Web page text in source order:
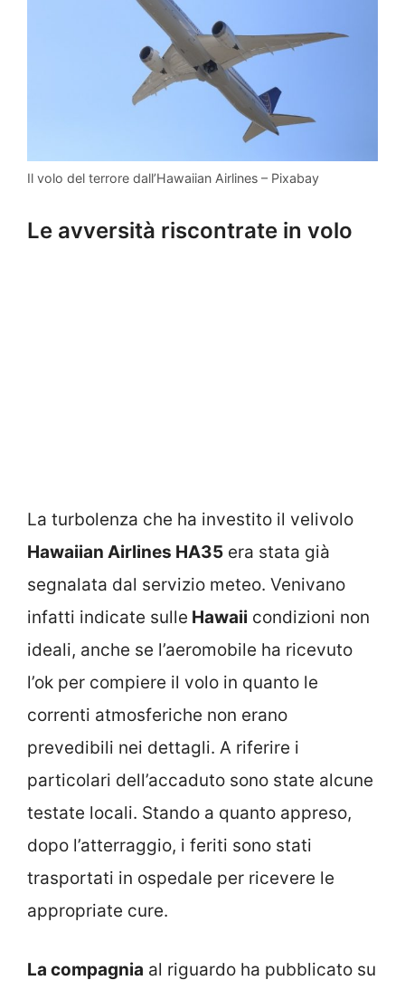
Il volo del terrore dall’Hawaiian Airlines – Pixabay
Le avversità riscontrate in volo
La turbolenza che ha investito il velivolo
Hawaiian Airlines HA35 era stata già
segnalata dal servizio meteo. Venivano
infatti indicate sulle Hawaii condizioni non
ideali, anche se l’aeromobile ha ricevuto
l’ok per compiere il volo in quanto le
correnti atmosferiche non erano
prevedibili nei dettagli. A riferire i
particolari dell’accaduto sono state alcune
testate locali. Stando a quanto appreso,
dopo l’atterraggio, i feriti sono stati
trasportati in ospedale per ricevere le
appropriate cure.
La compagnia al riguardo ha pubblicato su